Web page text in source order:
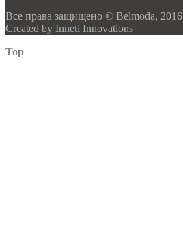
Все права защищено © Belmoda, 2016
Created by Inneti Innovations
Top